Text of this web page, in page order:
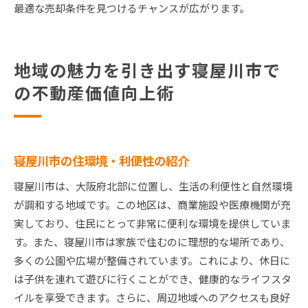
最適な売却条件を見つけるチャンスが広がります。
地域の魅力を引き出す寝屋川市で
の不動産価値向上術
寝屋川市の住環境・利便性の紹介
寝屋川市は、大阪府北部に位置し、生活の利便性と自然環境
が調和する地域です。この地区は、商業施設や医療機関が充
実しており、住民にとって非常に便利な環境を提供していま
す。また、寝屋川市は家族で住むのに理想的な場所であり、
多くの公園や広場が整備されています。これにより、休日に
は子供を連れて遊びに行くことができ、健康的なライフスタ
イルを享受できます。さらに、周辺地域へのアクセスも良好